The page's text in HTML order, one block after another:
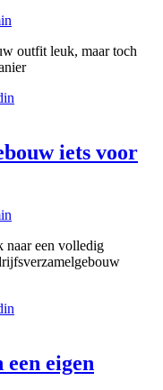
outfit leuk, maar toch
iets voor
naar een volledig
eigen